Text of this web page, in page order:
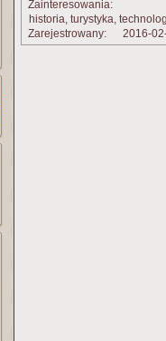
Zainteresowania:
historia, turystyka,
Zarejestrowany:
2016-